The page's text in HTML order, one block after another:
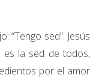
“Tengo sed”. Jesús
la sed de todos,
por el amor